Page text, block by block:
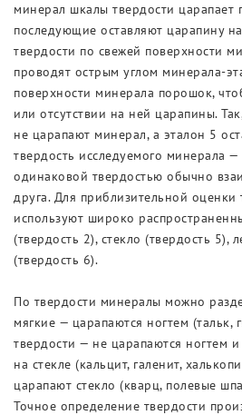
минерал шкалы твердости царапает
последующие оставляют царапину
твердости по свежей поверхности
проводят острым углом минерала-
поверхности минерала порошок,
или отсутствии на ней царапины.
не царапают минерал, а эталон 5
твердость исследуемого минерала
одинаковой твердостью обычно
друга. Для приблизительной оценки
используют широко
(твердость 2), стекло (твердость 5),
(твердость 6).
По твердости минералы можно
мягкие — царапаются ногтем (тальк,
твердости — не царапаются ногтем
на стекле (кальцит, галенит,
царапают стекло (кварц, полевые
Точное определение твердости